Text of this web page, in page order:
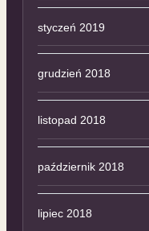
styczeń 2019
grudzień 2018
listopad 2018
październik 2018
lipiec 2018